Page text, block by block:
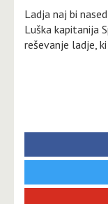
Ladja naj bi
Luška kapitanija
reševanje ladje,